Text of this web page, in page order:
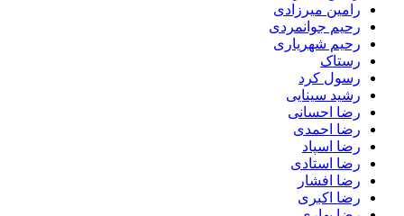
رامین میرزادی
رحیم جوانمردی
رحیم شهریاری
رستاک
رسول کرد
رشید سینایی
رضا احسانی
رضا احمدی
رضا اسپاد
رضا استادی
رضا افشار
رضا اکبری